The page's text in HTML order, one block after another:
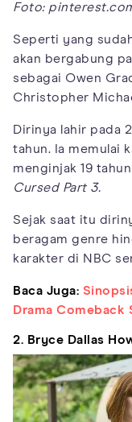
Foto:
Seperti yang
akan bergabung
sebagai Owen
Christopher
Dirinya lahir pada
tahun. Ia memulai
menginjak 19
Cursed Part 3.
Sejak saat itu
beragam genre
karakter di NBC
Baca Juga:
Drama Comeback
2. Bryce Dallas